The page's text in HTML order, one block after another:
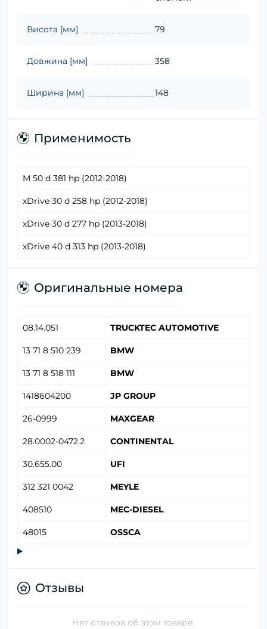
Висота [мм] 79
Довжина [мм] 358
Ширина [мм] 148
Применимость
M 50 d 381 hp (2012-2018)
xDrive 30 d 258 hp (2012-2018)
xDrive 30 d 277 hp (2013-2018)
xDrive 40 d 313 hp (2013-2018)
Оригинальные номера
08.14.051 TRUCKTEC AUTOMOTIVE
13 71 8 510 239 BMW
13 71 8 518 111 BMW
1418604200 JP GROUP
26-0999 MAXGEAR
28.0002-0472.2 CONTINENTAL
30.655.00 UFI
312 321 0042 MEYLE
408510 MEC-DIESEL
48015 OSSCA
Отзывы
Нет отзывов об этом товаре.